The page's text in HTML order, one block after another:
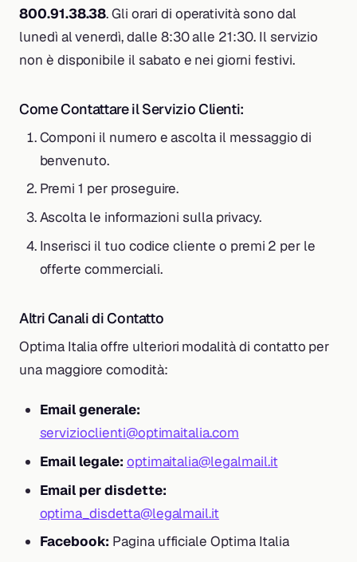
800.91.38.38. Gli orari di operatività sono dal
lunedì al venerdì, dalle 8:30 alle 21:30. Il servizio
non è disponibile il sabato e nei giorni festivi.
Come Contattare il Servizio Clienti:
Componi il numero e ascolta il messaggio di
benvenuto.
Premi 1 per proseguire.
Ascolta le informazioni sulla privacy.
Inserisci il tuo codice cliente o premi 2 per le
offerte commerciali.
Altri Canali di Contatto
Optima Italia offre ulteriori modalità di contatto per
una maggiore comodità:
Email generale:
servizioclienti@optimaitalia.com
Email legale: optimaitalia@legalmail.it
Email per disdette:
optima_disdetta@legalmail.it
Facebook: Pagina ufficiale Optima Italia